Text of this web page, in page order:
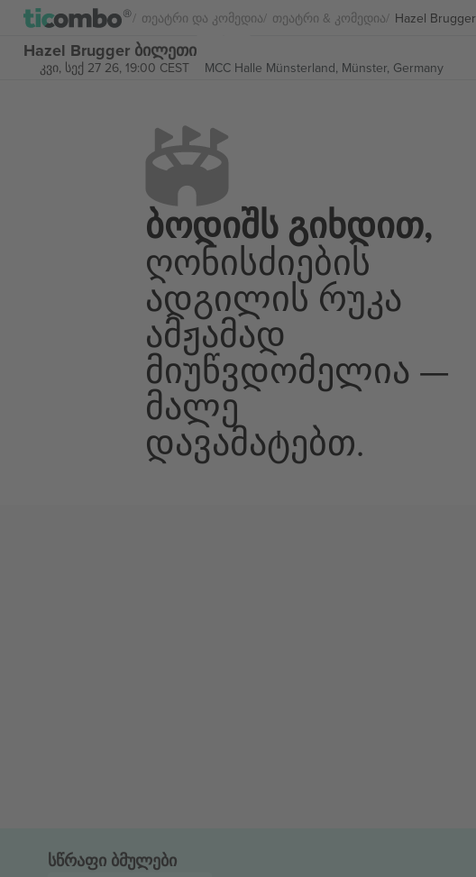
Თეატრი Და Კომედია Თეატრი & Კომედია Hazel Brugger
Hazel Brugger ბილეთი
კვი, სექ 27 26, 19:00 CEST MCC Halle Münsterland, Münster, Germany
Ბოდიშს Გიხდით,
Ღონისძიების
Ადგილის Რუკა
Ამჟამად
Მიუწვდომელია —
Მალე
Დავამატებთ.
სწრაფი ბმულები